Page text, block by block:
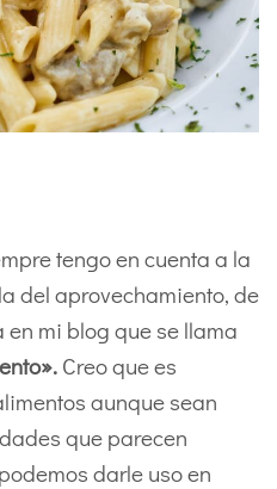
tengo en cuenta a la
del aprovechamiento, de
mi blog que se llama
Creo que es
aunque sean
que parecen
darle uso en